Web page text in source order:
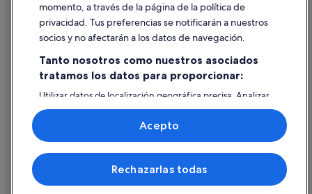
Cancelar un vuelo
Cancelar una reserva de hotel o de un alquiler vacacional
Utilizar un cupón de Expedia
Documentos para viajes internacionales
© 2026 Expedia, Inc., una empresa de Expedia Group. Todos los
derechos reservados. Expedia y el logotipo de Expedia son marcas
comerciales o marcas comerciales registradas de Expedia, Inc.
momento, a través de la página de la política de
privacidad. Tus preferencias se notificarán a nuestros
socios y no afectarán a los datos de navegación.
Tanto nosotros como nuestros asociados
tratamos los datos para proporcionar:
Utilizar datos de localización geográfica precisa. Analizar
activamente las características del dispositivo para su
identificación. Almacenar la información en un dispositivo
y/o acceder a ella. Publicidad y contenido personalizados,
medición de publicidad y contenido, investigación de
audiencia y desarrollo de servicios.
Lista de asociados (proveedores)
Rechazarlas todas
Acepto